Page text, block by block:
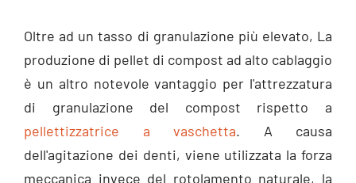
Oltre ad un tasso di granulazione più elevato, La
produzione di pellet di compost ad alto cablaggio
è un altro notevole vantaggio per l'attrezzatura
di granulazione del compost rispetto a
pellettizzatrice a vaschetta. A causa
dell'agitazione dei denti, viene utilizzata la forza
meccanica invece del rotolamento naturale, la